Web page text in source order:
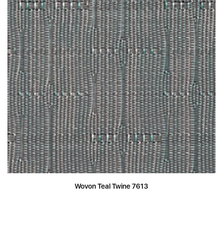
Wovon Teal Twine 7613